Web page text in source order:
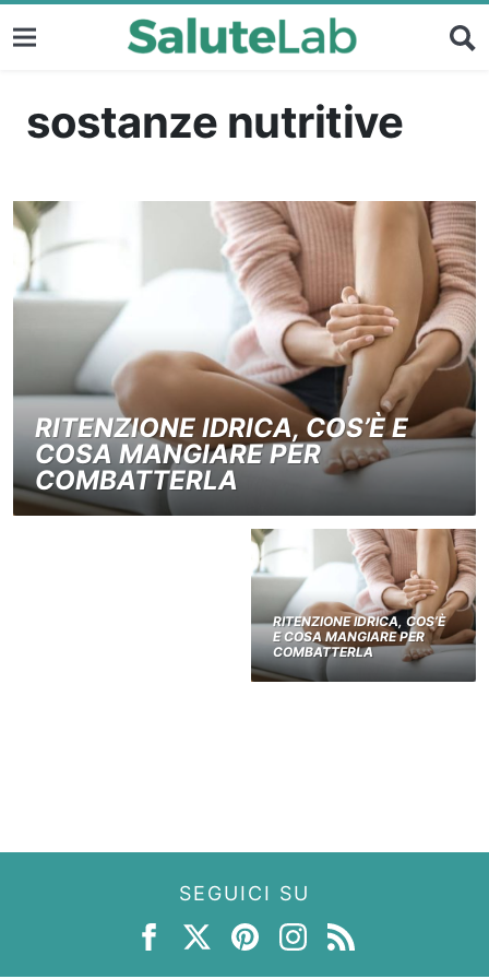
sostanze nutritive
RITENZIONE IDRICA, COS’È E
COSA MANGIARE PER
COMBATTERLA
RITENZIONE IDRICA, COS’È
E COSA MANGIARE PER
COMBATTERLA
SEGUICI SU